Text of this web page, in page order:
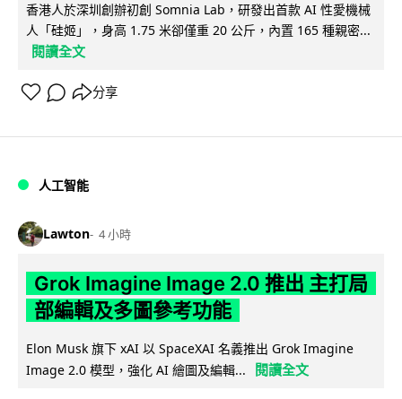
香港人於深圳創辦初創 Somnia Lab，研發出首款 AI 性愛機械
人「硅姬」，身高 1.75 米卻僅重 20 公斤，內置 165 種親密...
閱讀全文
分享
人工智能
Lawton 4 小時
Grok Imagine Image 2.0 推出 主打局
部編輯及多圖參考功能
Elon Musk 旗下 xAI 以 SpaceXAI 名義推出 Grok Imagine
Image 2.0 模型，強化 AI 繪圖及編輯...
閱讀全文